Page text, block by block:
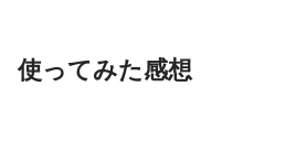
使ってみた感想